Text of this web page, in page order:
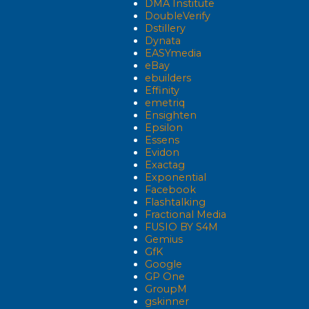
DMA Institute
DoubleVerify
Dstillery
Dynata
EASYmedia
eBay
ebuilders
Effinity
emetriq
Ensighten
Epsilon
Essens
Evidon
Exactag
Exponential
Facebook
Flashtalking
Fractional Media
FUSIO BY S4M
Gemius
GfK
Google
GP One
GroupM
gskinner